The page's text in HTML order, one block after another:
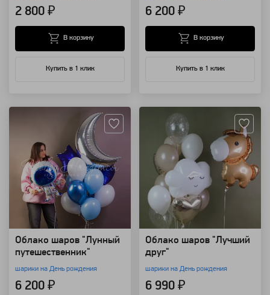
2 800 ₽
Купить в 1 клик
В корзину
6 200 ₽
Купить в 1 клик
В корзину
Облако шаров "Лунный
путешественник"
шарики на День рождения
6 200 ₽
Облако шаров "Лучший
друг"
шарики на День рождения
6 990 ₽